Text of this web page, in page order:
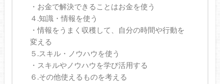
・お金で解決できることはお金を使う
４.知識・情報を使う
・情報をうまく収穫して、自分の時間や行動を
変える
５.スキル・ノウハウを使う
・スキルやノウハウを学び活用する
６.その他使えるものを考える